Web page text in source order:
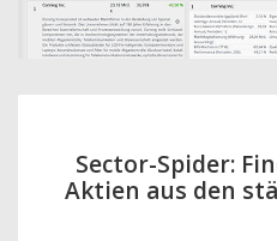
Sector-Spider:
Aktien aus den